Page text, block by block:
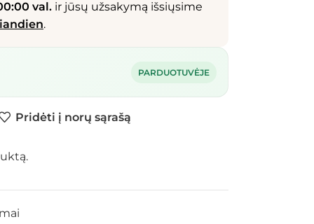
val.ir jūsų užsakymą išsiųsime
.
PARDUOTUVĖJE
Pridėti į norų sąrašą